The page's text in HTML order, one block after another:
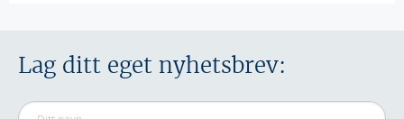
Lag ditt eget nyhetsbrev: